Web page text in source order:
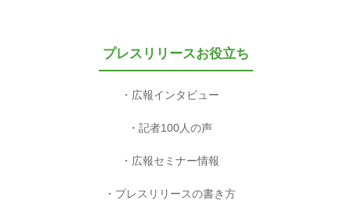
プレスリリースお役立ち
広報インタビュー
記者100人の声
広報セミナー情報
プレスリリースの書き方